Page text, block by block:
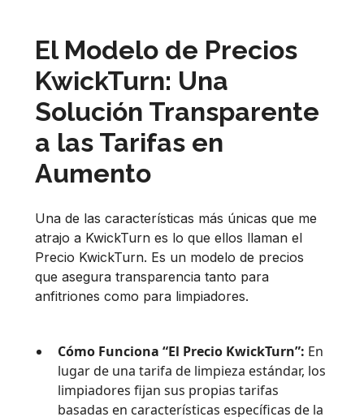
El Modelo de Precios
KwickTurn: Una
Solución Transparente
a las Tarifas en
Aumento
Una de las características más únicas que me
atrajo a KwickTurn es lo que ellos llaman el
Precio KwickTurn. Es un modelo de precios
que asegura transparencia tanto para
anfitriones como para limpiadores.
Cómo Funciona “El Precio KwickTurn”: En
lugar de una tarifa de limpieza estándar, los
limpiadores fijan sus propias tarifas
basadas en características específicas de la